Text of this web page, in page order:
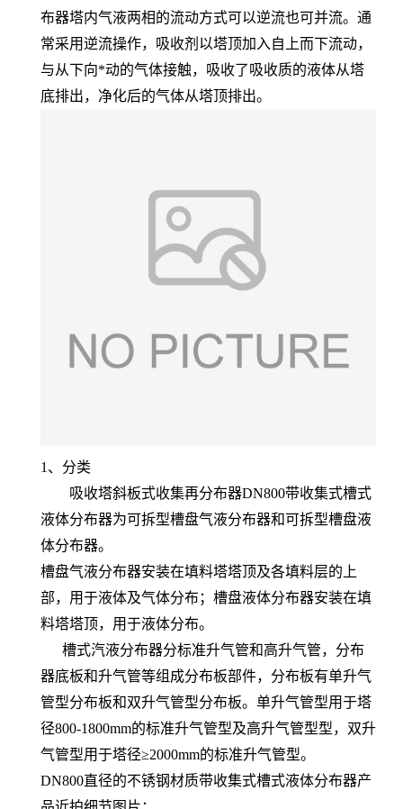
布器塔内气液两相的流动方式可以逆流也可并流。通
常采用逆流操作，吸收剂以塔顶加入自上而下流动，
与从下向*动的气体接触，吸收了吸收质的液体从塔
底排出，净化后的气体从塔顶排出。
1、分类
吸收塔斜板式收集再分布器DN800带收集式槽式
液体分布器为可拆型槽盘气液分布器和可拆型槽盘液
体分布器。
槽盘气液分布器安装在填料塔塔顶及各填料层的上
部，用于液体及气体分布；槽盘液体分布器安装在填
料塔塔顶，用于液体分布。
槽式汽液分布器分标准升气管和高升气管，分布
器底板和升气管等组成分布板部件，分布板有单升气
管型分布板和双升气管型分布板。单升气管型用于塔
径800-1800mm的标准升气管型及高升气管型型，双升
气管型用于塔径≥2000mm的标准升气管型。
DN800直径的不锈钢材质带收集式槽式液体分布器产